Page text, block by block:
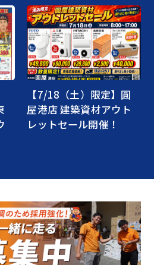
【7/18（土）限定】圓
屋港店 建築資材アウト
レットセール開催！